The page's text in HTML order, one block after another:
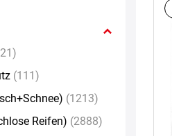
(111)
(1213)
Reifen) (2888)